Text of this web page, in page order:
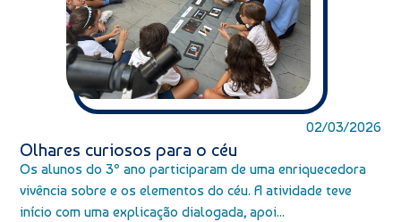
02/03/2026
Olhares curiosos para o céu
Os alunos do 3º ano participaram de uma enriquecedora
vivência sobre e os elementos do céu. A atividade teve
início com uma explicação dialogada, apoi...